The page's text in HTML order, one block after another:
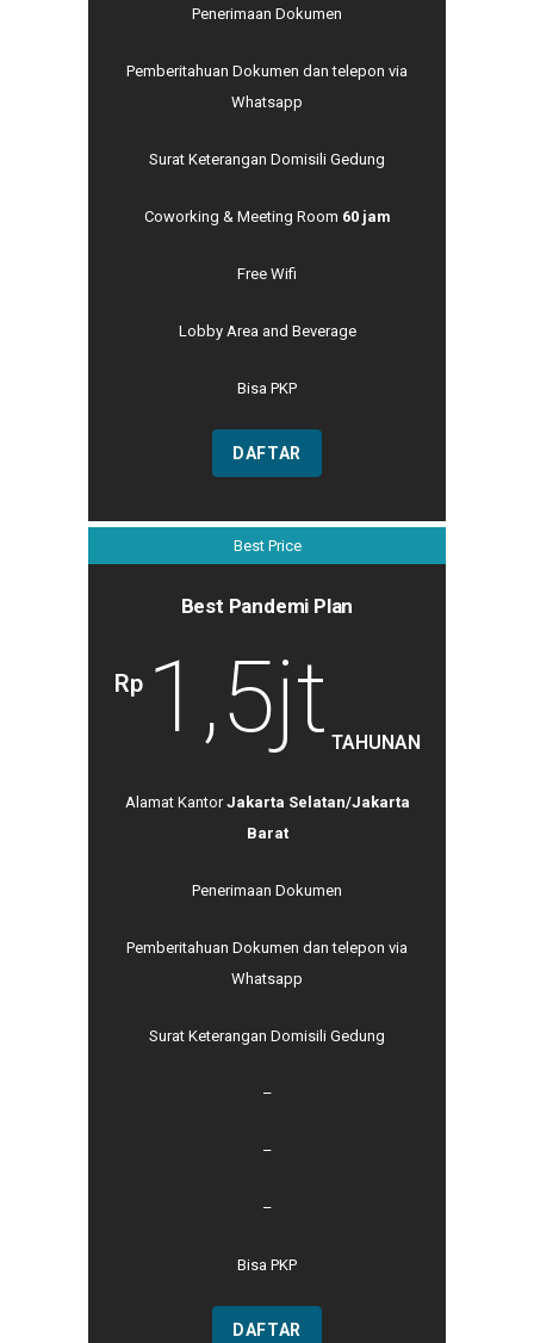
Penerimaan Dokumen
Pemberitahuan Dokumen dan telepon via
Whatsapp
Surat Keterangan Domisili Gedung
Coworking & Meeting Room 60 jam
Free Wifi
Lobby Area and Beverage
Bisa PKP
DAFTAR
Best Price
Best Pandemi Plan
Rp 1,5jt TAHUNAN
Alamat KantorJakarta Selatan/Jakarta
Barat
Penerimaan Dokumen
Pemberitahuan Dokumen dan telepon via
Whatsapp
Surat Keterangan Domisili Gedung
–
–
–
Bisa PKP
DAFTAR